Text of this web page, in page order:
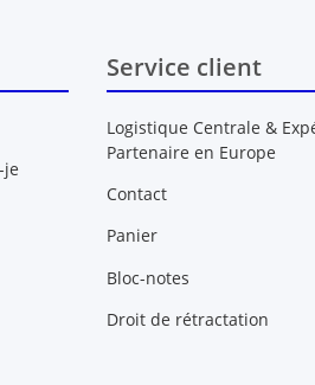
je
Service client
Logistique Centrale &
Partenaire en Europe
Contact
Panier
Bloc-notes
Droit de rétractation